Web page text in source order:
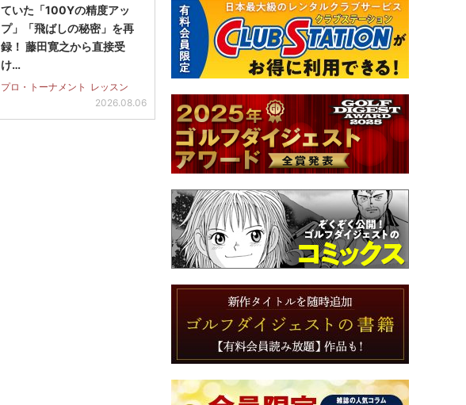
ていた「100Yの精度アッ
プ」「飛ばしの秘密」を再
録！ 藤田寛之から直接受
け…
プロ・トーナメント レッスン
2026.08.06